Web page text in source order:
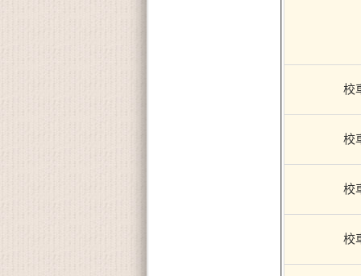
校
校
校
校